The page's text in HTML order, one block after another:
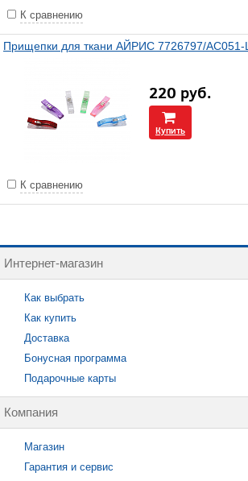
К сравнению
Прищепки для ткани АЙРИС 7726797/AC051-L
220 руб.
Купить
К сравнению
Интернет-магазин
Как выбрать
Как купить
Доставка
Бонусная программа
Подарочные карты
Компания
Магазин
Гарантия и сервис